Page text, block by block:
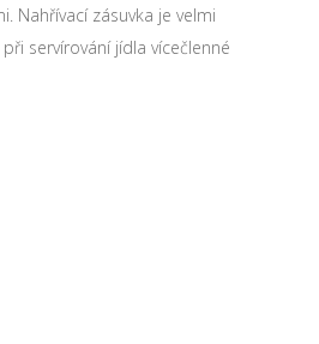
Nahřívací zásuvka je velmi
servírování jídla vícečlenné